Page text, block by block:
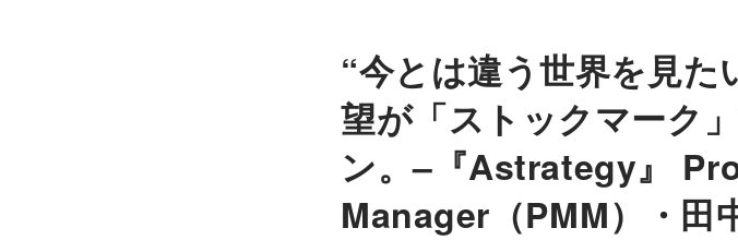
“今とは違う世界を見
望が「ストックマーク
ン。–『Astrategy』
Manager（PMM）・田